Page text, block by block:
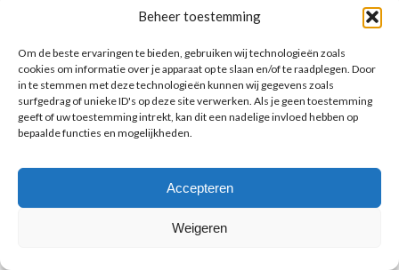
Beheer toestemming
Om de beste ervaringen te bieden, gebruiken wij technologieën zoals
cookies om informatie over je apparaat op te slaan en/of te raadplegen. Door
in te stemmen met deze technologieën kunnen wij gegevens zoals
surfgedrag of unieke ID's op deze site verwerken. Als je geen toestemming
geeft of uw toestemming intrekt, kan dit een nadelige invloed hebben op
bepaalde functies en mogelijkheden.
Accepteren
Weigeren
Te weinig drinken kan je training ongemerkt
onderuit halen.
Lees meer